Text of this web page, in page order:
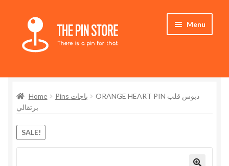
Skip
navigation
Skip
content
Menu
Store
My Account
Who We Are
Expand
child
Home Pins باجات
ORANGE HEART PIN دبوس قلب
برتقالي
SALE!